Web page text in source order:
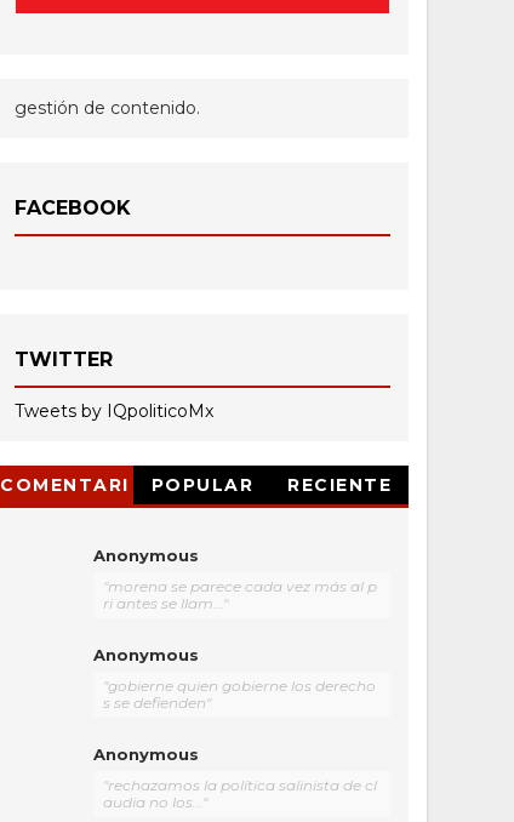
gestión de contenido.
FACEBOOK
TWITTER
Tweets by IQpoliticoMx
COMENTARI
POPULAR RECIENTE
Anonymous
"morena se parece cada vez más al p
ri antes se llam..."
Anonymous
"gobierne quien gobierne los derecho
s se defienden"
Anonymous
"rechazamos la política salinista de cl
audia no los..."